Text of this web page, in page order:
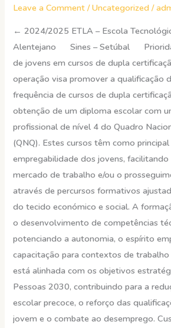
Leave a Comment /Uncategorized /
← 2024/2025 ETLA – Escola
Alentejano Sines – Setúbal
de jovens em cursos de dupla
operação visa promover a qualificação
frequência de cursos de dupla
obtenção de um diploma escolar com
profissional de nível 4 do Quadro
(QNQ). Estes cursos têm como
empregabilidade dos jovens,
mercado de trabalho e/ou o
através de percursos formativos
do tecido económico e social. A
o desenvolvimento de competências
potenciando a autonomia, o espírito
capacitação para contextos de trabalho
está alinhada com os objetivos
Pessoas 2030, contribuindo para a
escolar precoce, o reforço das
jovem e o combate ao desemprego.
Profissionais